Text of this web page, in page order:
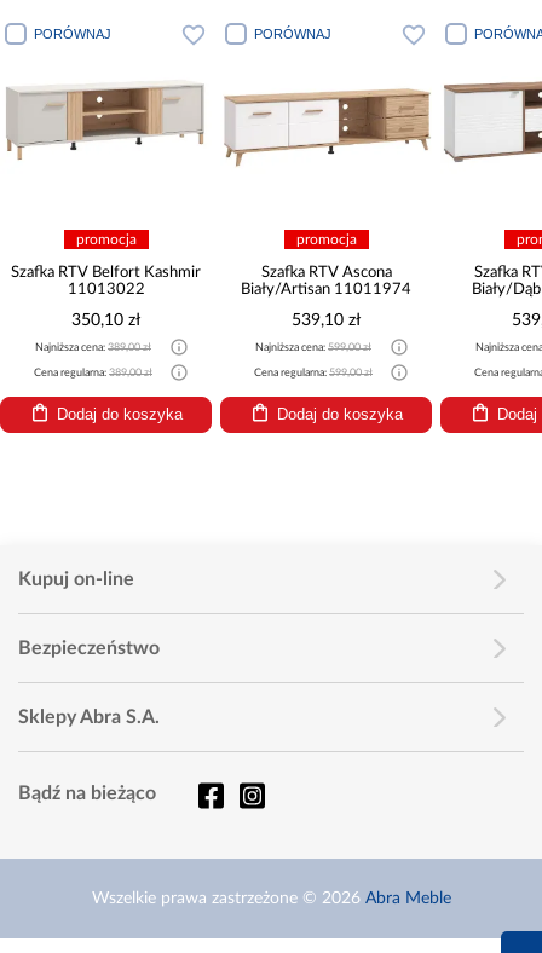
PORÓWNAJ
promocja
Szafka RTV Belfort Kashmir
11013022
350,10 zł
Najniższa cena: 389,00 zł
Cena regularna: 389,00 zł
Dodaj do koszyka
PORÓWNAJ
promocja
Szafka RTV Ascona
Biały/Artisan 11011974
539,10 zł
Najniższa cena: 599,00 zł
Cena regularna: 599,00 zł
Dodaj do koszyka
Szafka
Biały/
Najniższa
Cena
Kupuj on-line
Bezpieczeństwo
Sklepy Abra S.A.
Bądź na bieżąco
Wszelkie prawa zastrzeżone © 2026 Abra Meble